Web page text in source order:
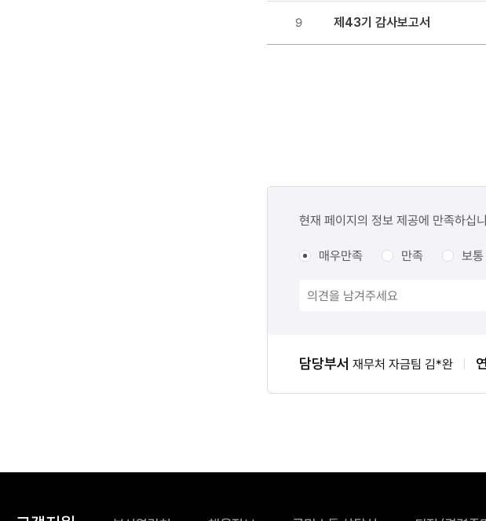
9 제43기 감사보고서
만족도현재 페이지의 정보 제공에 만족하십
매우만족 만족 보통
담당자
담당부서 재무처 자금팀 김*완